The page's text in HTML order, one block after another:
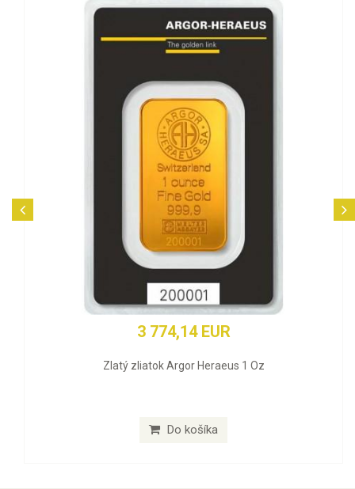
3 774,14 EUR
Zlatý zliatok Argor Heraeus 1 Oz
Do košíka